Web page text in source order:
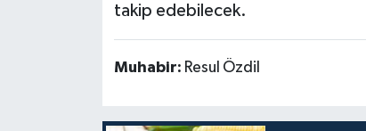
takip edebilecek.
Muhabir: Resul Özdil